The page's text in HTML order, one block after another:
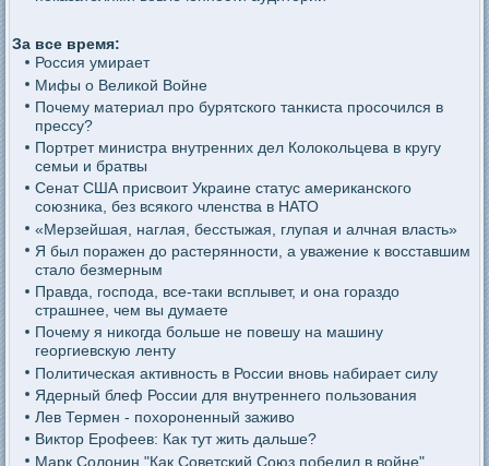
За все время:
Россия умирает
Мифы о Великой Войне
Почему материал про бурятского танкиста просочился в
прессу?
Портрет министра внутренних дел Колокольцева в кругу
семьи и братвы
Сенат США присвоит Украине статус американского
союзника, без всякого членства в НАТО
«Мерзейшая, наглая, бесстыжая, глупая и алчная власть»
Я был поражен до растерянности, а уважение к восставшим
стало безмерным
Правда, господа, все-таки всплывет, и она гораздо
страшнее, чем вы думаете
Почему я никогда больше не повешу на машину
георгиевскую ленту
Политическая активность в России вновь набирает силу
Ядерный блеф России для внутреннего пользования
Лев Термен - похороненный заживо
Виктор Ерофеев: Как тут жить дальше?
Марк Солонин "Как Советский Союз победил в войне"